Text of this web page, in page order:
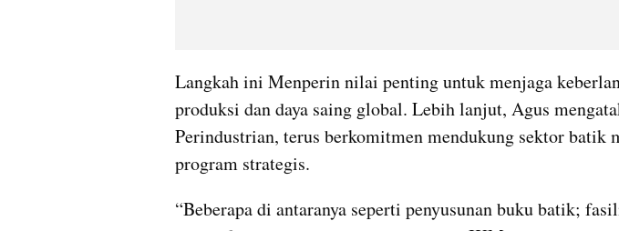
Langkah ini Menperin nilai penting untuk menjaga
produksi dan daya saing global. Lebih lanjut, Agus
Perindustrian, terus berkomitmen mendukung sektor batik
program strategis.
“Beberapa di antaranya seperti penyusunan buku batik;